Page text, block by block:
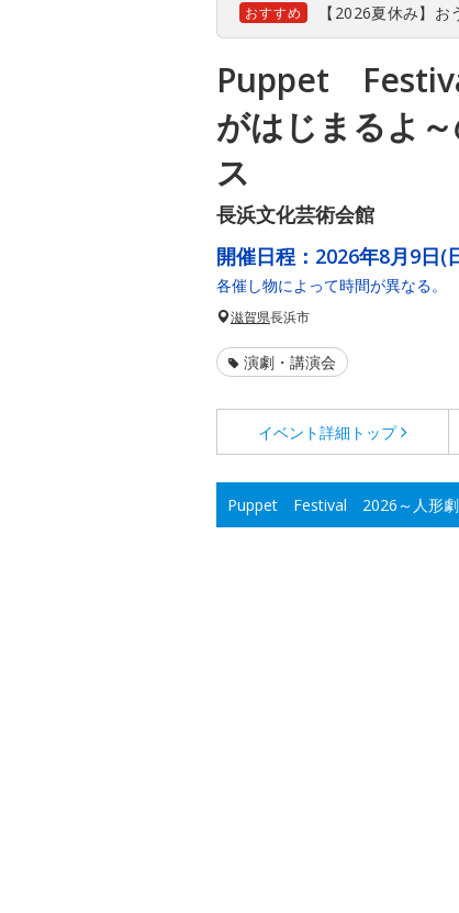
おすすめ 【2026夏休み】
Puppet
がはじまるよ
ス
長浜文化芸術会館
開催日程： 2026年8月9日(
各催し物によって時間が異なる。
滋賀県長浜市
演劇・講演会
イベント詳細 トップ
Puppet Festival 2026～人形劇